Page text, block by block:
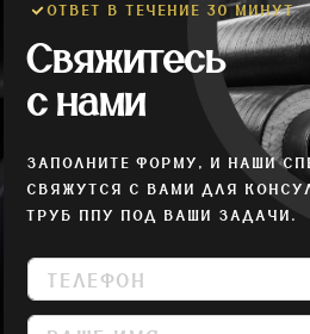
ОТВЕТ В ТЕЧЕНИЕ 30 МИНУТ
Свяжитесь
с нами
ЗАПОЛНИТЕ ФОРМУ, И НАШИ
СВЯЖУТСЯ С ВАМИ ДЛЯ
ТРУБ ППУ ПОД ВАШИ ЗАДАЧИ.